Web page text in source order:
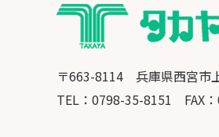
〒663-8114 兵庫県西宮市
​​​​​​​TEL：0798-35-8151 FAX